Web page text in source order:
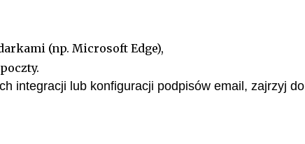
(np. Microsoft Edge),
integracji lub konfiguracji podpisów email, zajrzyj do